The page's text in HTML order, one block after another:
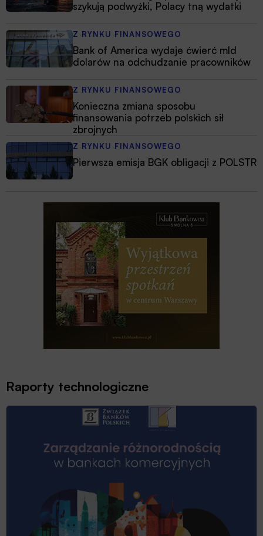
szykują podwyżki, Polacy tną wydatki
Z RYNKU FINANSOWEGO
Bank of America wydaje ćwierć mld
dolarów na odchudzanie pracowników
Z RYNKU FINANSOWEGO
Konieczna zmiana sposobu
finansowania potrzeb polskich sił
zbrojnych
Z RYNKU FINANSOWEGO
Pierwsza emisja BGK obligacji z POLSTR
Raporty technologiczne